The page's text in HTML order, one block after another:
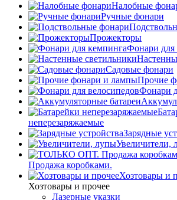
Налобные
Ручные фонари
Прожекторы
Фонари для
Садовые фонари
Прочие
Фонари
неперезаряжаемые
Зарядные
Увеличители,
Продажа коробками.
Хозтовары и
Хозтовары и прочее
Лазерные указки